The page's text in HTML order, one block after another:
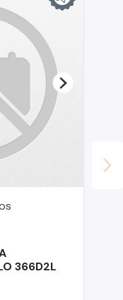
366D2L